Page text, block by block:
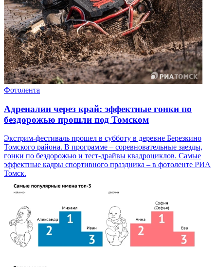
Фотолента
Адреналин через край: эффектные гонки по
бездорожью прошли под Томском
Экстрим-фестиваль прошел в субботу в деревне Березкино
Томского района. В программе – соревновательные заезды,
гонки по бездорожью и тест-драйвы квадроциклов. Самые
эффектные кадры спортивного праздника – в фотоленте РИА
Томск.